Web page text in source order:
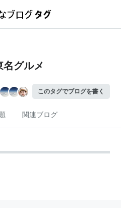
名グルメ
このタグでブログを書く
関連ブログ